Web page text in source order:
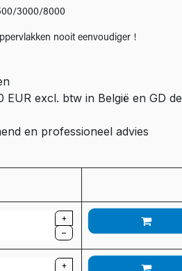
3000/8000
nooit eenvoudiger !
excl. btw in België en GD de
en professioneel advies
+
–
+